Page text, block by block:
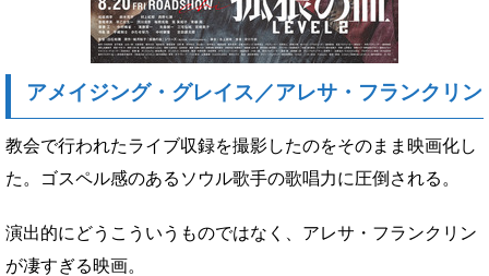
アメイジング・グレイス／アレサ・フランクリン
教会で行われたライブ収録を撮影したのをそのまま映画化し
た。ゴスペル感のあるソウル歌手の歌唱力に圧倒される。
演出的にどうこういうものではなく、アレサ・フランクリン
が凄すぎる映画。